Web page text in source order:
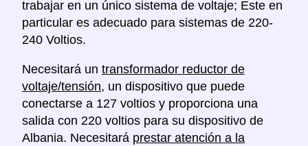
trabajar en un único sistema de voltaje; Este en
particular es adecuado para sistemas de 220-
240 Voltios.
Necesitará un transformador reductor de
voltaje/tensión, un dispositivo que puede
conectarse a 127 voltios y proporciona una
salida con 220 voltios para su dispositivo de
Albania. Necesitará prestar atención a la